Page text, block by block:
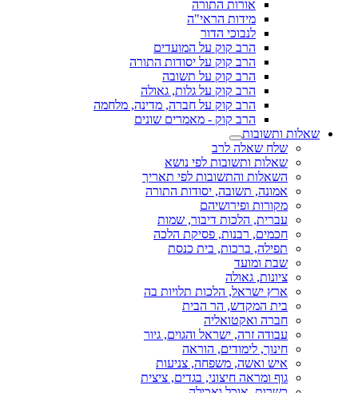
אורות התורה
מידות הראי"ה
לנבוכי הדור
הרב קוק על המועדים
הרב קוק על יסודות התורה
הרב קוק על תשובה
הרב קוק על גלות, גאולה
הרב קוק על חברה, מדינה, מלחמה
הרב קוק - מאמרים שונים
שאלות ותשובות
שלח שאלה לרב
שאלות ותשובות לפי נושא
השאלות והתשובות לפי תאריך
אמונה, תשובה, יסודות התורה
מקורות ופירושיהם
עברית, הלכות דיבור, שמות
חכמים, רבנות, פסיקת הלכה
תפילה, ברכות, בית כנסת
שבת ומועד
ציונות, גאולה
ארץ ישראל, הלכות תלויות בה
בית המקדש, הר הבית
חברה ואקטואליה
עבודה זרה, ישראל והגוים, גיור
חינוך, לימודים, הוראה
איש ואשה, משפחה, צניעות
גוף ומראה חיצוני, בגדים, ציצית